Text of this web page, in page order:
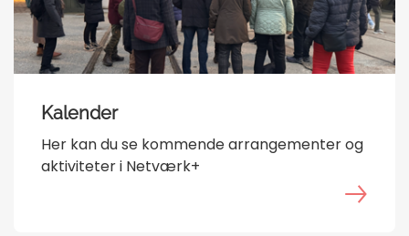
Kalender
Her kan du se kommende arrangementer og
aktiviteter i Netværk+